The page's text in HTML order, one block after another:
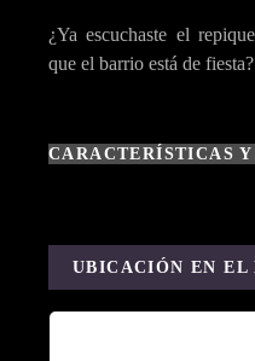
¿Ya escuchaste el
que el barrio está de fiesta?
CARACTERÍSTICAS
UBICACIÓN EN EL